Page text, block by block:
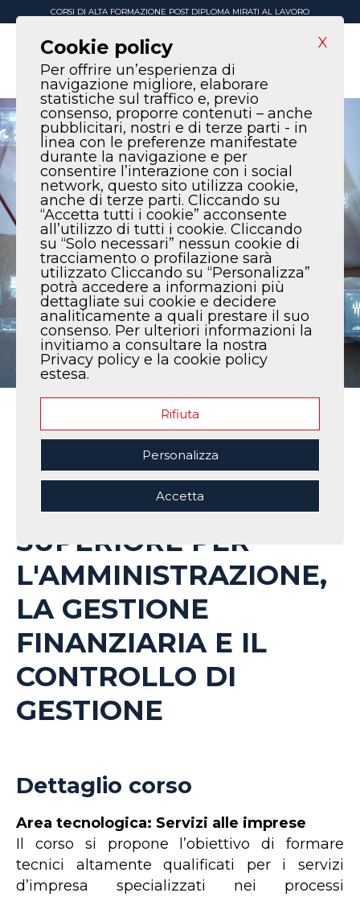
CORSI DI ALTA FORMAZIONE POST DIPLOMA MIRATI AL LAVORO
3° Corso TECNICO SUPERIORE PER
L'AMMINISTRAZIONE, LA GESTIONE FINANZIARIA E IL CONTROLLO
3° Corso TECNICO
SUPERIORE PER
L'AMMINISTRAZIONE,
LA GESTIONE
FINANZIARIA E IL
CONTROLLO DI
GESTIONE
Dettaglio corso
Area tecnologica: Servizi alle imprese
Il corso si propone l’obiettivo di formare
tecnici altamente qualificati per i servizi
d’impresa specializzati nei processi
X
Cookie policy
Per offrire un’esperienza di
navigazione migliore, elaborare
statistiche sul traffico e, previo
consenso, proporre contenuti – anche
pubblicitari, nostri e di terze parti - in
linea con le preferenze manifestate
durante la navigazione e per
consentire l’interazione con i social
network, questo sito utilizza cookie,
anche di terze parti. Cliccando su
“Accetta tutti i cookie” acconsente
all’utilizzo di tutti i cookie. Cliccando
su “Solo necessari” nessun cookie di
tracciamento o profilazione sarà
utilizzato Cliccando su “Personalizza”
potrà accedere a informazioni più
dettagliate sui cookie e decidere
analiticamente a quali prestare il suo
consenso. Per ulteriori informazioni la
invitiamo a consultare la nostra
Privacy policy e la cookie policy
estesa.
Rifiuta
Personalizza
Accetta